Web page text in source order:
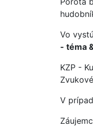
Vo
- téma
KZP -
V